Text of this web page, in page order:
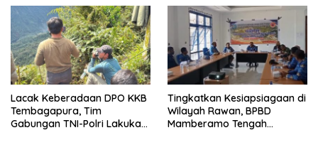
Lacak Keberadaan DPO KKB
Tembagapura, Tim
Gabungan TNI-Polri Lakukan
Tingkatkan Kesiapsiagaan di
Wilayah Rawan, BPBD
Mamberamo Tengah